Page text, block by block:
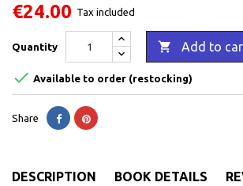
€24.00 Tax included
Quantity  Add to
 Available to order (restocking)
Share
DESCRIPTION BOOK DETAILS